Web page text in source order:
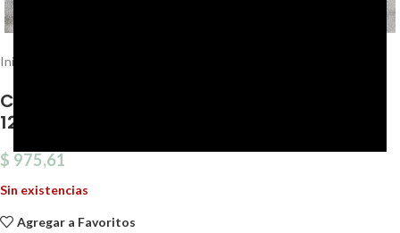
Inicio
CRISTAL DE ROCA 6 MM DONA X TIRA(DONA
126)
$ 975,61
Sin existencias
Agregar a Favoritos